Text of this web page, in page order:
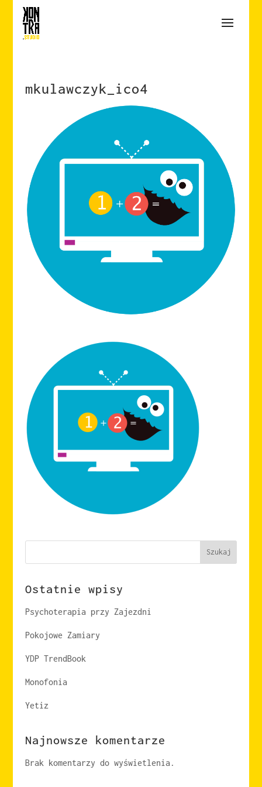
mkulawczyk_ico4
Szukaj
Ostatnie wpisy
Psychoterapia przy Zajezdni
Pokojowe Zamiary
YDP TrendBook
Monofonia
Yetiz
Najnowsze komentarze
Brak komentarzy do wyświetlenia.